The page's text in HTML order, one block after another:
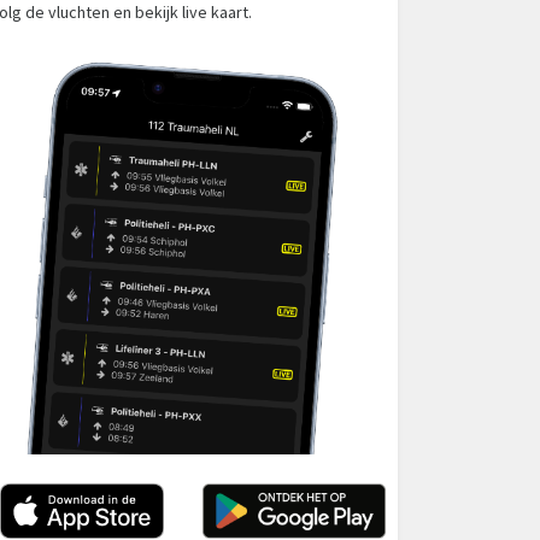
de vluchten en bekijk live kaart.